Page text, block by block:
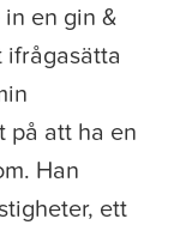
en gin &
ifrågasätta
på att ha en
Han
ett